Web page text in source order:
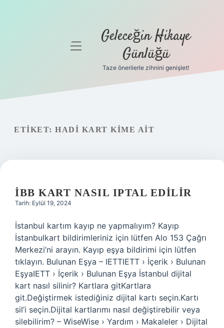
Gizlilik
Yasal Uyarı
Hakkımızda
menüyü Geleceğin Hikaye
Günlüğü
Taze önerilerle zihnini genişlet!
ETIKET: HADI KART KIME AIT
İBB KART NASIL IPTAL EDILIR
Tarih: Eylül 19, 2024
İstanbul kartım kayıp ne yapmalıyım? Kayıp
İstanbulkart bildirimleriniz için lütfen Alo 153 Çağrı
Merkezi’ni arayın. Kayıp eşya bildirimi için lütfen
tıklayın. Bulunan Eşya – IETTIETT › İçerik › Bulunan
EşyaIETT › İçerik › Bulunan Eşya İstanbul dijital
kart nasıl silinir? Kartlara gitKartlara
git.Değiştirmek istediğiniz dijital kartı seçin.Kartı
sil’i seçin.Dijital kartlarımı nasıl değiştirebilir veya
silebilirim? – WiseWise › Yardım › Makaleler › Dijital